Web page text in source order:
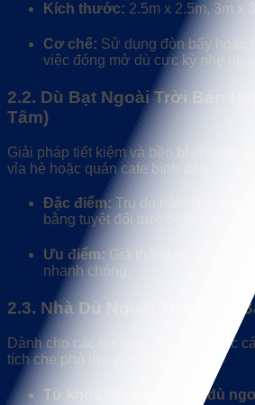
Kích thước: 2.5m x 2.5m, 3m x
Cơ chế: Sử dụng đòn bẩy hoặc
việc đóng mở dù cực kỳ nhẹ
2.2. Dù Bạt Ngoài Trời Bán
Tâm)
Giải pháp tiết kiệm và bền bỉ cho các
vỉa hè hoặc quán cafe bình dân.
Đặc điểm: Trụ dù nằm chính
bằng tuyệt đối trước gió lớn.
Ưu điểm: Giá thành rẻ, dễ dàng
nhanh chóng.
2.3. Nhà Dù Ngoài Trời (Nhà
Dành cho các sự kiện, hội chợ hoặc
tích che phủ lớn và cố định hơn.
Từ khóa liên quan: Nhà dù